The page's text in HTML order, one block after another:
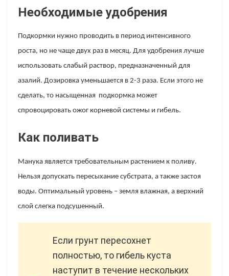
Необходимые удобрения
Подкормки нужно проводить в период интенсивного
роста, но не чаще двух раз в месяц. Для удобрения лучше
использовать слабый раствор, предназначенный для
азалий. Дозировка уменьшается в 2-3 раза. Если этого не
сделать, то насыщенная подкормка может
спровоцировать ожог корневой системы и гибель.
Как поливать
Манука является требовательным растением к поливу.
Нельзя допускать пересыхание субстрата, а также застоя
воды. Оптимальный уровень – земля влажная, а верхний
слой слегка подсушенный.
Если грунт пересохнет
полностью, то гибель куста
наступит в течение нескольких